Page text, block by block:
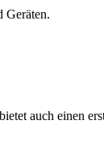
Geräten.
auch einen